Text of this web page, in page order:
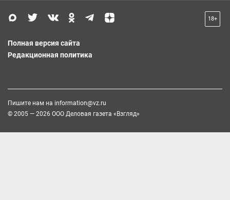
18+
Полная версия сайта
Редакционная политика
Пишите нам на information@vz.ru
© 2005 — 2026 ООО Деловая газета «Взгляд»